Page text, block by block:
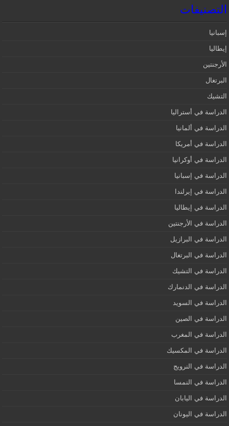
التصنيفات
إسبانيا‎
إيطاليا
الأرجنتين
البرتغال
التشيك
الدراسة في أستراليا
الدراسة في ألمانيا
الدراسة في أمريكا
الدراسة في أوكرانيا
الدراسة في إسبانيا
الدراسة في إيرلندا
الدراسة في إيطاليا
الدراسة في الأرجنتين
الدراسة في البرازيل
الدراسة في البرتغال
الدراسة في التشيك
الدراسة في الدنمارك
الدراسة في السويد
الدراسة في الصين
الدراسة في المغرب
الدراسة في المكسيك
الدراسة في النرويج
الدراسة في النمسا
الدراسة في اليابان
الدراسة في اليونان